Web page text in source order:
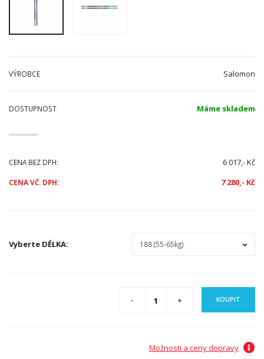
VÝROBCE Salomon
DOSTUPNOST Máme skladem
CENA BEZ DPH: 6 017,- Kč
CENA VČ. DPH: 7 280,- Kč
Vyberte DÉLKA:
KOUPIT
Možnosti a ceny dopravy